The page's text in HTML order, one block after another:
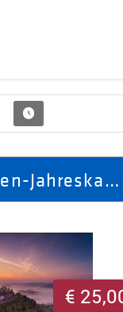
Zwei Erwachsenen-Jahreskarten für die Leuchtenburg
€